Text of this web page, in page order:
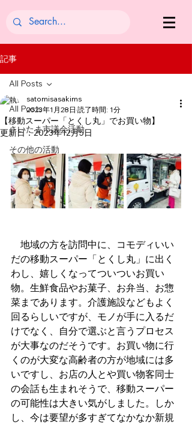
記事
All Posts
さいたま市議会活動
その他の活動
All Posts
【移動スーパー「とくし丸」でお買い物】
satomisasakims
2023年1月28日 読了時間: 1分
更新日：2023年12月5日
地域の方を訪問中に、コモディいい
だの移動スーパー「とくし丸」に出く
わし、嬉しくなってついついお買い
物。生鮮食品やお菓子、お弁当、お惣
菜まであります。介護施設などもよく
回るらしいですが、モノが手に入るだ
けでなく、自分で選ぶと言うプロセス
が大事なのだそうです。お買い物に行
くのが大変な高齢者の方が地域には多
いですし、お店の人とや買い物客同士
の会話も生まれそうで、移動スーパー
の可能性は大きい気がしました。しか
し、今は要望が多すぎてなかなか新規